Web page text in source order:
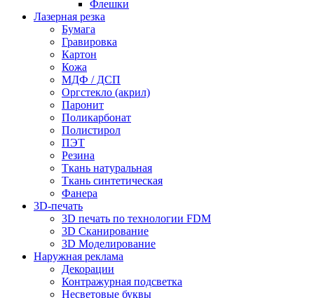
Флешки
Лазерная резка
Бумага
Гравировка
Картон
Кожа
МДФ / ДСП
Оргстекло (акрил)
Паронит
Поликарбонат
Полистирол
ПЭТ
Резина
Ткань натуральная
Ткань синтетическая
Фанера
3D-печать
3D печать по технологии FDM
3D Сканирование
3D Моделирование
Наружная реклама
Декорации
Контражурная подсветка
Несветовые буквы